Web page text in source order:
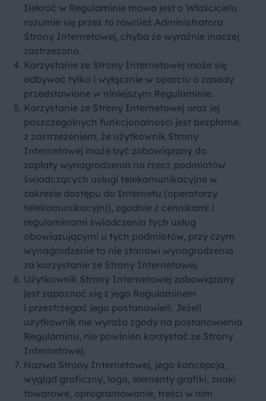
Ilekroć w Regulaminie mowa jest o Właścicielu
rozumie się przez to również Administratora
Strony Internetowej, chyba że wyraźnie inaczej
zastrzeżono.
Korzystanie ze Strony Internetowej może się
odbywać tylko i wyłącznie w oparciu o zasady
przedstawione w niniejszym Regulaminie.
Korzystanie ze Strony Internetowej oraz jej
poszczególnych funkcjonalności jest bezpłatne,
z zastrzeżeniem, że użytkownik Strony
Internetowej może być zobowiązany do
zapłaty wynagrodzenia na rzecz podmiotów
świadczących usługi telekomunikacyjne w
zakresie dostępu do Internetu (operatorzy
telekomunikacyjni), zgodnie z cennikami i
regulaminami świadczenia tych usług
obowiązującymi u tych podmiotów, przy czym
wynagrodzenie to nie stanowi wynagrodzenia
za korzystanie ze Strony Internetowej.
Użytkownik Strony Internetowej zobowiązany
jest zapoznać się z jego Regulaminem
i przestrzegać jego postanowień. Jeżeli
użytkownik nie wyraża zgody na postanowienia
Regulaminu, nie powinien korzystać ze Strony
Internetowej.
Nazwa Strony Internetowej, jego koncepcja,
wygląd graficzny, logo, elementy grafiki, znaki
towarowe, oprogramowanie, treści w nim